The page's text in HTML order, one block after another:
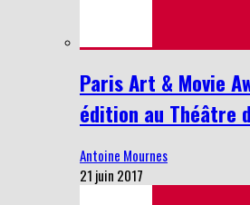
Paris Art & Movie
édition au Théâtre
Antoine Mournes
21 juin 2017